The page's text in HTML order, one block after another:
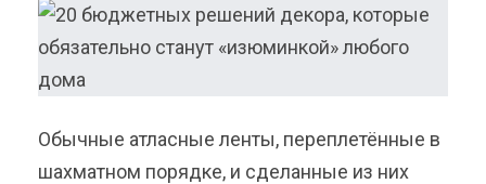
Обычные атласные ленты, переплетённые в
шахматном порядке, и сделанные из них